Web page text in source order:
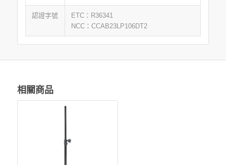
認證字號
ETC：R36341
NCC：CCAB23LP106DT2
相關商品